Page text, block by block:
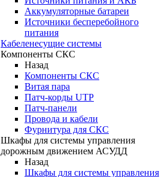
Аккумуляторные батареи
Источники бесперебойного
питания
Кабеленесущие системы
Компоненты СКС
Назад
Компоненты СКС
Витая пара
Патч-корды UTP
Патч-панели
Провода и кабели
Фурнитура для СКС
Шкафы для системы управления
дорожным движением АСУДД
Назад
Шкафы для системы управления